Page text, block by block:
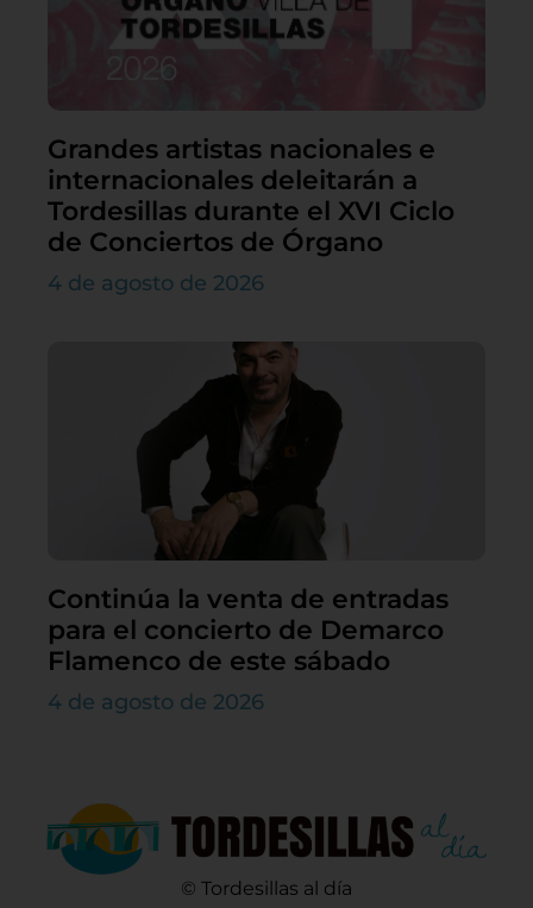
Grandes artistas nacionales e
internacionales deleitarán a
Tordesillas durante el XVI Ciclo
de Conciertos de Órgano
4 de agosto de 2026
Continúa la venta de entradas
para el concierto de Demarco
Flamenco de este sábado
4 de agosto de 2026
© Tordesillas al día